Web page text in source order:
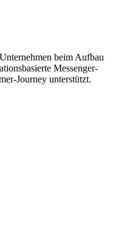
beim Aufbau
Messenger-
Journey unterstützt.